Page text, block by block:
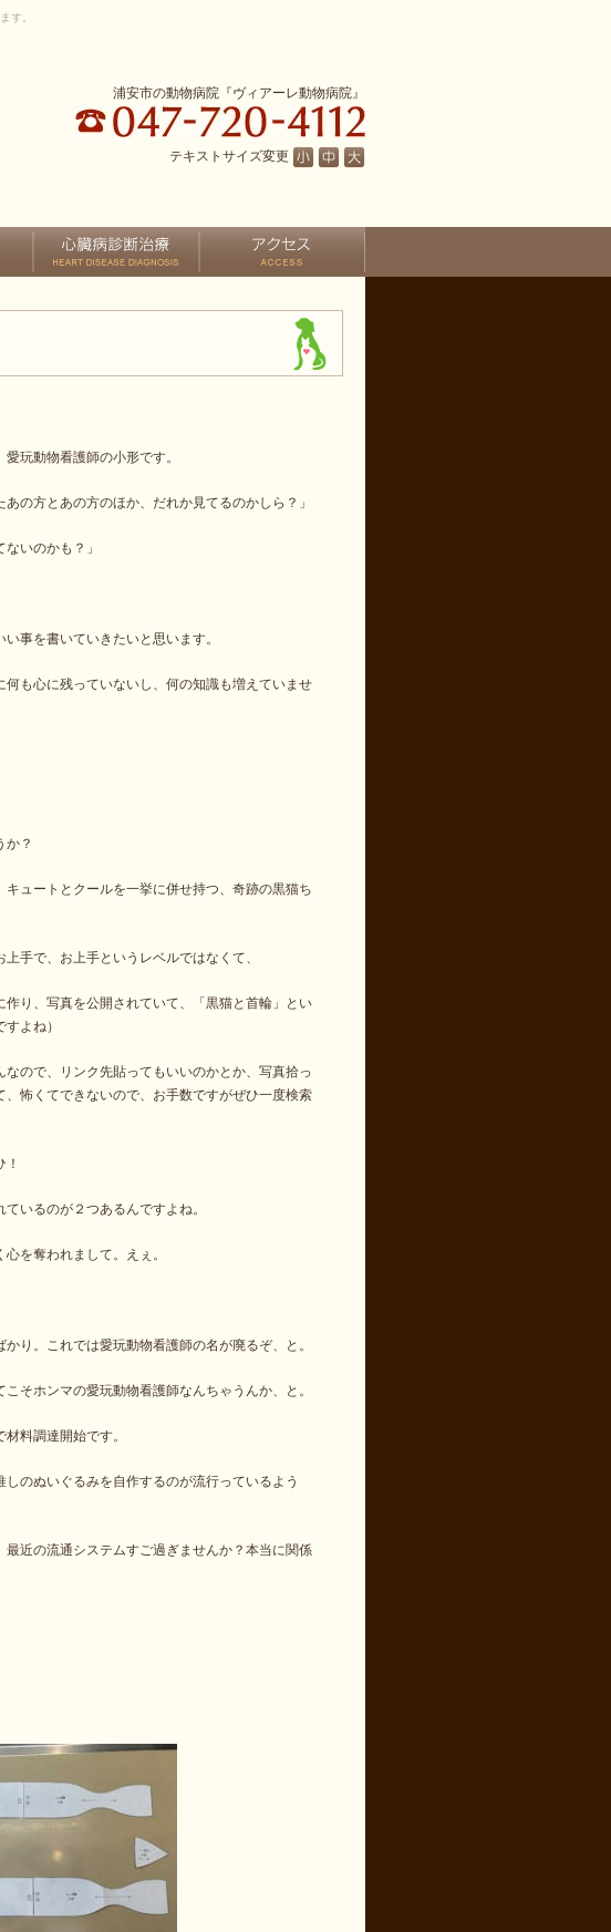
す。
浦安市の動物病院『ヴィアーレ動物病院』
テキストサイズ変更
玩動物看護師の小形です。
の方とあの方のほか、だれか見てるのかしら？」
いのかも？」
事を書いていきたいと思います。
も心に残っていないし、何の知識も増えていませ
か？
ュートとクールを一挙に併せ持つ、奇跡の黒猫ち
手で、お上手というレベルではなくて、
り、写真を公開されていて、「黒猫と首輪」とい
よね）
ので、リンク先貼ってもいいのかとか、写真拾っ
怖くてできないので、お手数ですがぜひ一度検索
いるのが２つあるんですよね。
を奪われまして。えぇ。
り。これでは愛玩動物看護師の名が廃るぞ、と。
そホンマの愛玩動物看護師なんちゃうんか、と。
料調達開始です。
のぬいぐるみを自作するのが流行っているよう
近の流通システムすご過ぎませんか？本当に関係